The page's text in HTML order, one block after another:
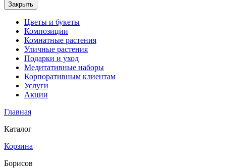
Закрыть
Цветы и букеты
Композиции
Комнатные растения
Уличные растения
Подарки и уход
Медитативные наборы
Корпоративным клиентам
Услуги
Акции
Главная
Каталог
Корзина
Борисов